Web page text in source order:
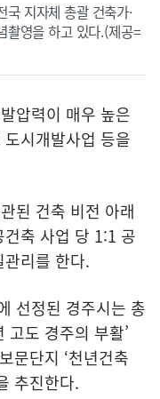
지자체 총괄 건축가·
촬영을 하고 있다.(제공=
압력이 매우 높은
시개발사업 등을
된 건축 비전 아래
축 사업 당 1:1 공
관리를 한다.
선정된 경주시는 총
고도 경주의 부활’
문단지 ‘천년건축
추진한다.